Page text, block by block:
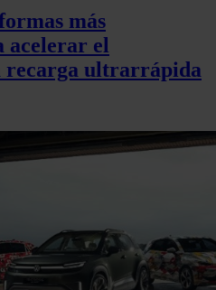
más
acelerar el
recarga ultrarrápida